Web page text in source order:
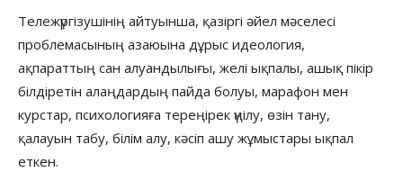
Тележүргізушінің айтуынша, қазіргі әйел мәселесі
проблемасының азаюына дұрыс идеология,
ақпараттың сан алуандылығы, желі ықпалы, ашық пікір
білдіретін алаңдардың пайда болуы, марафон мен
курстар, психологияға тереңірек үңілу, өзін тану,
қалауын табу, білім алу, кәсіп ашу жұмыстары ықпал
еткен.